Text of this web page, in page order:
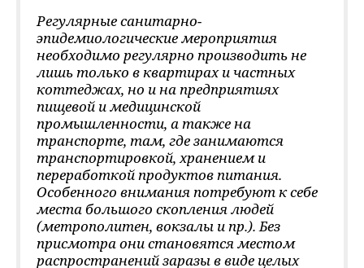
Регулярные санитарно-
эпидемиологические мероприятия
необходимо регулярно производить не
лишь только в квартирах и частных
коттеджах, но и на предприятиях
пищевой и медицинской
промышленности, а также на
транспорте, там, где занимаются
транспортировкой, хранением и
переработкой продуктов питания.
Особенного внимания потребуют к себе
места большого скопления людей
(метрополитен, вокзалы и пр.). Без
присмотра они становятся местом
распространений заразы в виде целых